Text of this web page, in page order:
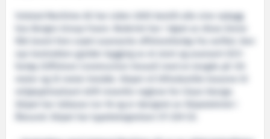
Volstad Maritime AS har siden 2005 bestilt alle sine nybygg
hos Bergen Group Fosen. Rederiet har i løpet av disse årene
fått levert fem svært avanserte offshorefartøy fra verftet. Den
nye kontrakten gjelder bygging av et stort og avansert OCV-
fartøy (Offshore Construction Vessel) med en lengde på 125
meter og 25 meter bredde. Skipet vil tilfredsstille kravene til
miljøoptimalisert drift innenfor reglene for Clean Design.
Skipet har isklasse Ice-1A og er designet av Skipsteknisk i
Ålesund. Skipet har typebetegnelsen ST-259 CD.